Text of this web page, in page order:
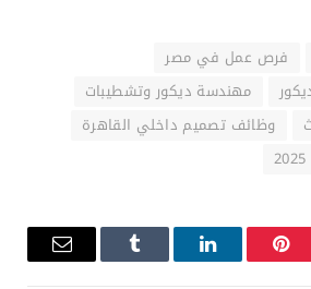
فرص عمل في مصر
مهندسة ديكور وتشطيبات
وظائف تصميم داخلي القاهرة
بينتيريستلينكدإن Tumblr
البريد